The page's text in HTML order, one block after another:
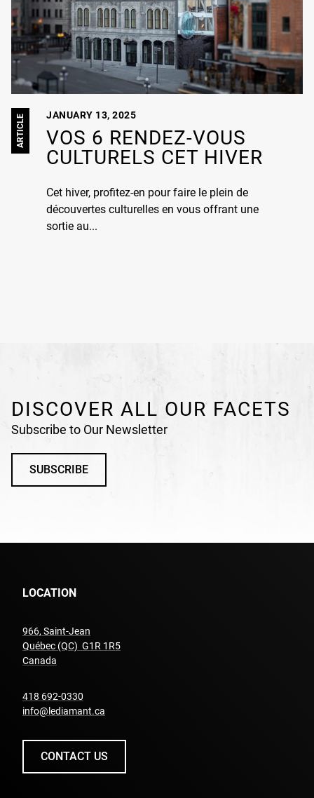
ARTICLE
VOS 6 RENDEZ-VOUS
CULTURELS CET HIVER
JANUARY 13, 2025
Cet hiver, profitez-en pour faire le plein de
découvertes culturelles en vous offrant une
sortie au...
DISCOVER ALL OUR FACETS
Subscribe to Our Newsletter
SUBSCRIBE
LOCATION
966, Saint-Jean
Québec (QC) G1R 1R5
Canada
418 692-0330
info@lediamant.ca
CONTACT US